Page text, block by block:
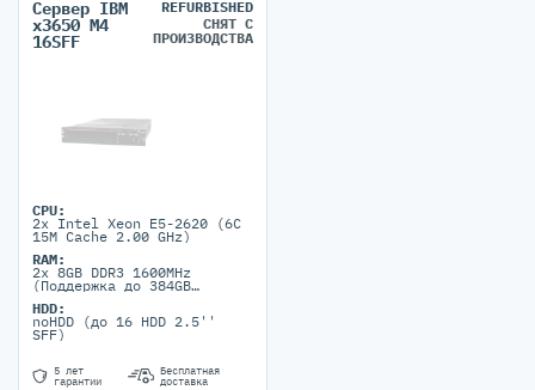
Сервер IBM
x3650 M4
16SFF
REFURBISHED
СНЯТ С
ПРОИЗВОДСТВА
CPU:
2x Intel Xeon E5-2620 (6C
15M Cache 2.00 GHz)
RAM:
2x 8GB DDR3 1600MHz
(Поддержка до 384GB
ports)
HDD:
noHDD (до 16 HDD 2.5''
SFF)
5 лет
гарантии
Бесплатная
доставка